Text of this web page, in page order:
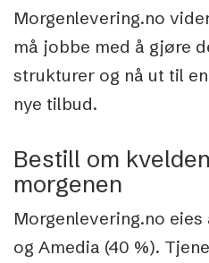
Morgenlevering.no
må jobbe med å gjøre
strukturer og nå ut til
nye tilbud.
Bestill om
morgenen
Morgenlevering.no
og Amedia (40 %).